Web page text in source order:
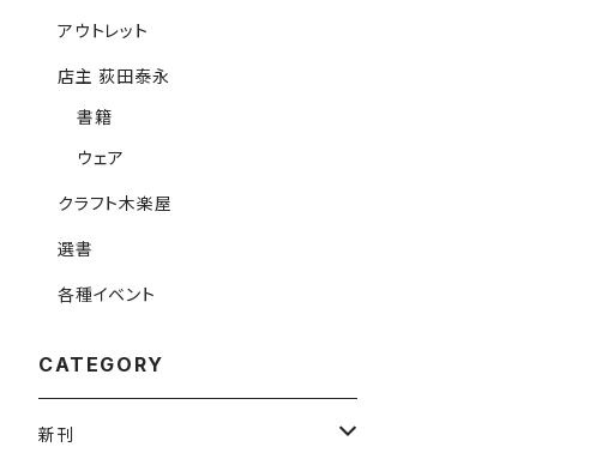
アウトレット
店主 荻田泰永
書籍
ウェア
クラフト木楽屋
選書
各種イベント
CATEGORY
新刊